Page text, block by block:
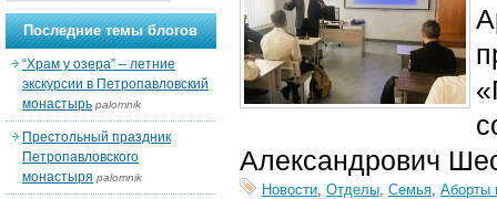
Александрович
Новости, Отделы, Семья, Аборты
Последние темы блогов
“Храм у озера” – летние
экскурсии в Петропавловский
монастырь palomnik
Престольный праздник
Петропавловского
монастыря palomnik